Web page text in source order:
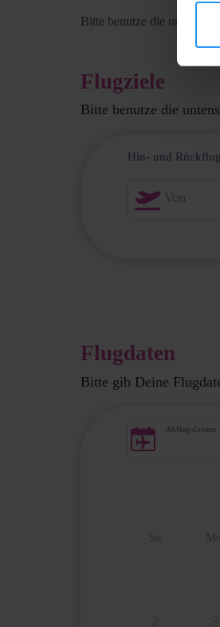
Flugziele
Bitte benutze die
Hin- und Rückflug
Von
Flugdaten
Bitte gib Deine
Abflugdatum
Su Mo